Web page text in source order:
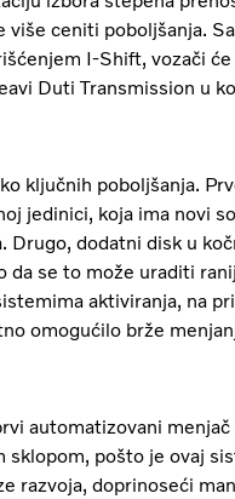
više ceniti poboljšanja.
I-Shift, vozači
Duti Transmission u
ključnih poboljšanja.
jedinici, koja ima novi
Drugo, dodatni disk u
da se to može uraditi
aktiviranja, na
omogućilo brže
automatizovani menjač
sklopom, pošto je ovaj
razvoja, doprinoseći